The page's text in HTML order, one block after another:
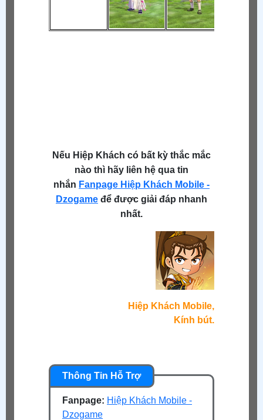
Nếu Hiệp Khách có bất kỳ thắc mắc
nào thì hãy liên hệ qua tin
nhắn Fanpage Hiệp Khách Mobile -
Dzogame để được giải đáp nhanh
nhất.
Hiệp Khách Mobile,
Kính bút.
Fanpage: Hiệp Khách Mobile -
Dzogame